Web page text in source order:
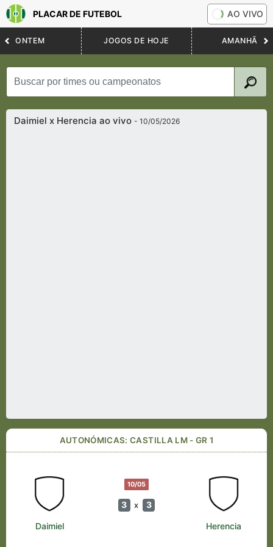
PLACAR DE FUTEBOL AO VIVO
ONTEM JOGOS DE HOJE AMANHÃ
Daimiel x Herencia ao vivo- 10/05/2026
AUTONÓMICAS: CASTILLA LM - GR 1
10/05
3 x 3
Daimiel Herencia